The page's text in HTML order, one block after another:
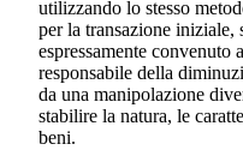
utilizzando lo stesso
per la transazione iniziale,
espressamente
responsabile della
da una manipolazione
stabilire la natura, le
beni.